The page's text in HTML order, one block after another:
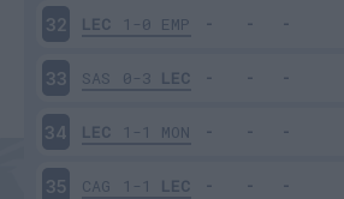
32 LEC 1-0 EMP
33 SAS 0-3 LEC
34 LEC 1-1 MON
35 CAG 1-1 LEC